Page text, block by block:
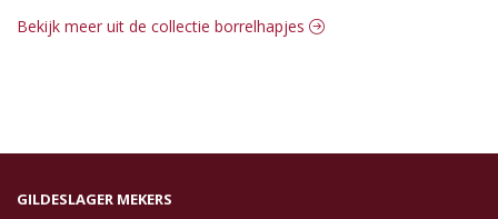
Bekijk meer uit de collectie borrelhapjes
GILDESLAGER MEKERS